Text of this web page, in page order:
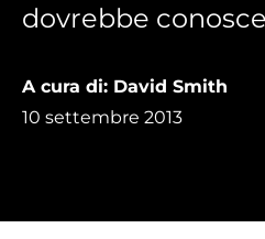
dovrebbe
A cura di: David Smith
10 settembre 2013